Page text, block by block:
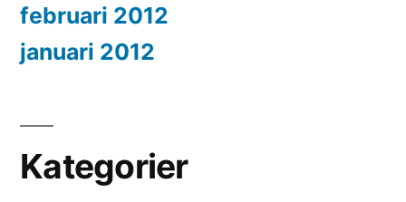
februari 2012
januari 2012
Kategorier